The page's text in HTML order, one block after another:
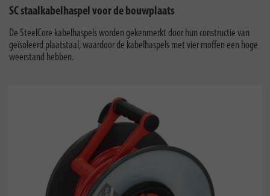
SC staalkabelhaspel voor de bouwplaats
De SteelCore kabelhaspels worden gekenmerkt door hun constructie van
geïsoleerd plaatstaal, waardoor de kabelhaspels met vier moffen een hoge
weerstand hebben.